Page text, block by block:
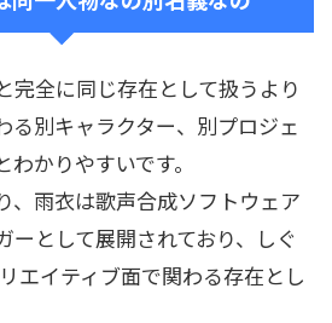
完全に同じ存在として扱うより
る別キャラクター、別プロジェ
かりやすいです。
、雨衣は歌声合成ソフトウェア
ーとして展開されており、しぐ
エイティブ面で関わる存在とし